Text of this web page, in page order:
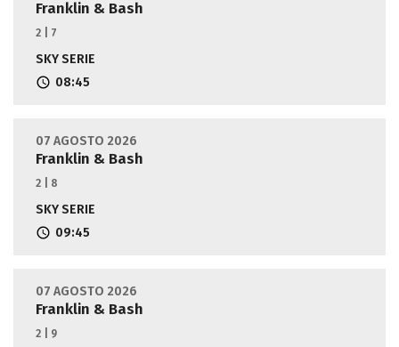
Franklin & Bash
2 | 7
SKY SERIE
08:45
07 AGOSTO 2026
Franklin & Bash
2 | 8
SKY SERIE
09:45
07 AGOSTO 2026
Franklin & Bash
2 | 9